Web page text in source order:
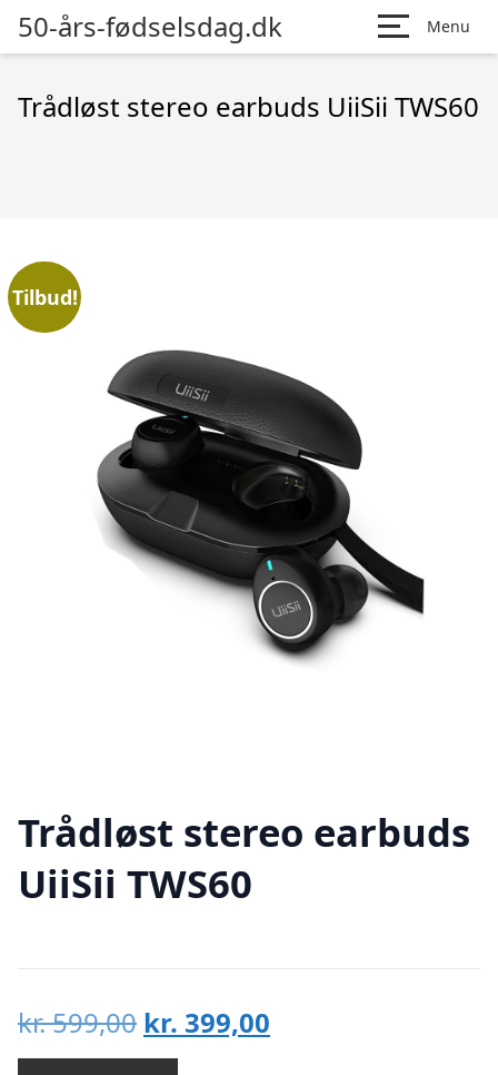
50-års-fødselsdag.dk Menu
Trådløst stereo earbuds UiiSii TWS60
Tilbud!
Trådløst stereo earbuds
UiiSii TWS60
kr.599,00 Den
oprindelige
kr. 399,00